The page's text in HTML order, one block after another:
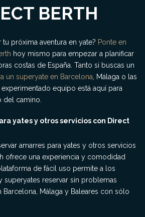
BERTH
próxima aventura en yate? Ponte en
hoy mismo para empezar a planificar
costas de España. Tanto si buscas un
un superyate en Barcelona , Málaga o las
experimentado equipo está aquí para
del camino.
yates y otros servicios con Direct
amarres para yates y otros servicios
ofrece una experiencia y comodidad
de fácil uso permite a los
superyates reservar sin problemas
Barcelona, Málaga y Baleares con sólo